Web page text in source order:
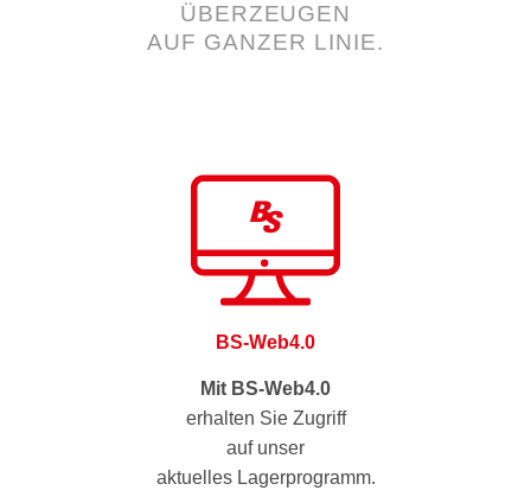
ÜBERZEUGEN
AUF GANZER LINIE.
BS-Web4.0
Mit BS-Web4.0
erhalten Sie Zugriff
auf unser
aktuelles Lagerprogramm.